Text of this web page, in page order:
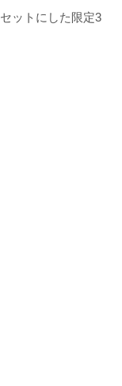
ットにした限定3